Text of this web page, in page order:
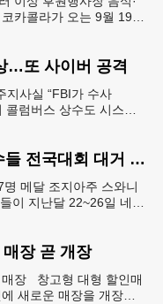
카콜라가 오는 9월 19-
…또 사이버 공격
지사실 “FBI가 수사
콜럼버스 상수도 시스템
88양궁 아카데미 선수들 전국대회 대거 입상
메달 조지아주 스와니
이 지난달 22~26일 네브
장 곧 개장
장 창고형 대형 할인매
새로운 매장을 개장한